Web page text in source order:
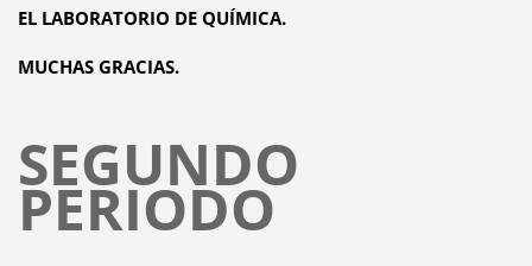
EL LABORATORIO DE QUÍMICA.
MUCHAS GRACIAS.
SEGUNDO
PERIODO